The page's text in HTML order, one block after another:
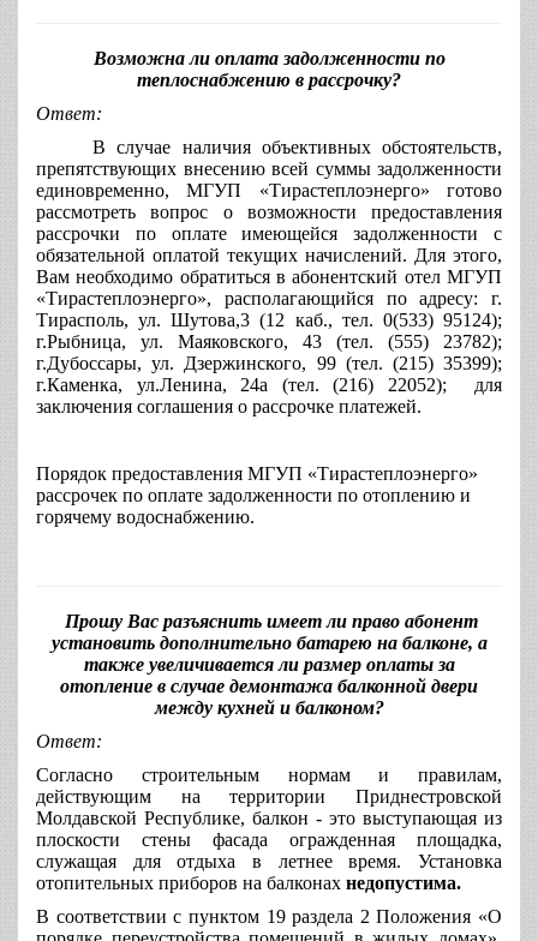
Возможна ли оплата задолженности по
теплоснабжению в рассрочку?
Ответ:
В случае наличия объективных обстоятельств,
препятствующих внесению всей суммы задолженности
единовременно, МГУП «Тирастеплоэнерго» готово
рассмотреть вопрос о возможности предоставления
рассрочки по оплате имеющейся задолженности с
обязательной оплатой текущих начислений. Для этого,
Вам необходимо обратиться в абонентский отел МГУП
«Тирастеплоэнерго», располагающийся по адресу: г.
Тирасполь, ул. Шутова,3 (12 каб., тел. 0(533) 95124);
г.Рыбница, ул. Маяковского, 43 (тел. (555) 23782);
г.Дубоссары, ул. Дзержинского, 99 (тел. (215) 35399);
г.Каменка, ул.Ленина, 24а (тел. (216) 22052); для
заключения соглашения о рассрочке платежей.
Порядок предоставления МГУП «Тирастеплоэнерго»
рассрочек по оплате задолженности по отоплению и
горячему водоснабжению.
Прошу Вас разъяснить имеет ли право абонент
установить дополнительно батарею на балконе, а
также увеличивается ли размер оплаты за
отопление в случае демонтажа балконной двери
между кухней и балконом?
Ответ:
Согласно строительным нормам и правилам,
действующим на территории Приднестровской
Молдавской Республике, балкон - это выступающая из
плоскости стены фасада огражденная площадка,
служащая для отдыха в летнее время. Установка
отопительных приборов на балконах недопустима.
В соответствии с пунктом 19 раздела 2 Положения «О